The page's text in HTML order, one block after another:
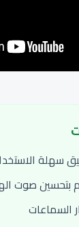
سهلة
بتحسين صوت
السماعات